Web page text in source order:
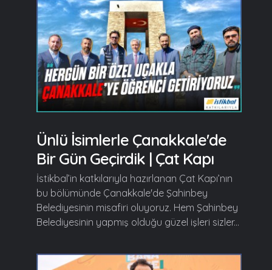
Ünlü İsimlerle Çanakkale'de
Bir Gün Geçirdik | Çat Kapı
İstikbal’in katkılarıyla hazırlanan Çat Kapı’nın
bu bölümünde Çanakkale'de Şahinbey
Belediyesinin misafiri oluyoruz. Hem Şahinbey
Belediyesinin yapmış olduğu güzel işleri sizler...